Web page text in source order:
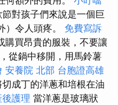
節對孩子們來說是一個巨
）令人頭疼。 免費寫訴
購買昂貴的服裝，不要讓
從鍋中移開，用馬鈴薯
安養院 北部 台胞證高雄
成丁的洋蔥和培根在油
後護理 當洋蔥是玻璃狀